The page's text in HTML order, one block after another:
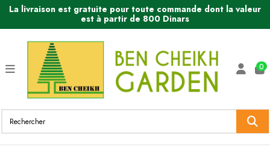
La livraison est gratuite pour toute commande dont la valeur
est à partir de 800 Dinars
0